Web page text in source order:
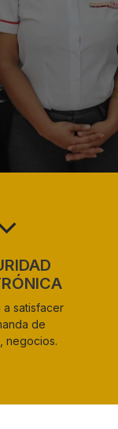
a satisfacer
de
negocios.